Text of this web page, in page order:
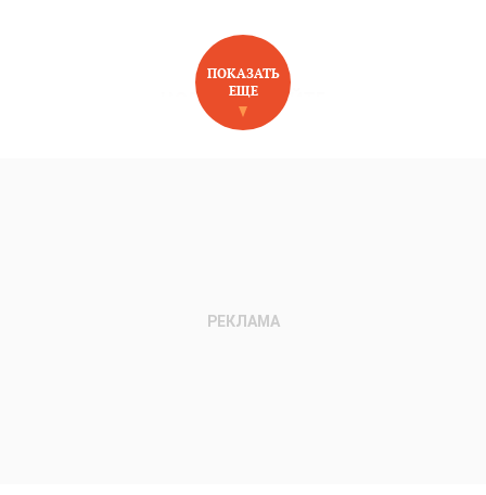
НОВОЕ НА САЙТЕ
ПОКАЗАТЬ
ЕЩЕ